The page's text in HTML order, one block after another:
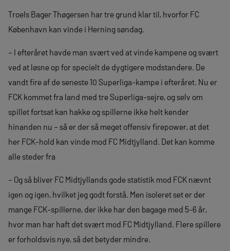
Troels Bager Thøgersen har tre grund klar til, hvorfor FC
København kan vinde i Herning søndag.
– I efteråret havde man svært ved at vinde kampene og svært
ved at løsne op for specielt de dygtigere modstandere. De
vandt fire af de seneste 10 Superliga-kampe i efteråret. Nu er
FCK kommet fra land med tre Superliga-sejre, og selv om
spillet fortsat kan hakke og spillerne ikke helt kender
hinanden nu – så er der så meget offensiv firepower, at det
her FCK-hold kan vinde mod FC Midtjylland. Det kan komme
alle steder fra
– Og så bliver FC Midtjyllands gode statistik mod FCK nævnt
igen og igen, hvilket jeg godt forstå. Men isoleret set er der
mange FCK-spillerne, der ikke har den bagage med 5-6 år,
hvor man har haft det svært mod FC Midtjylland. Flere spillere
er forholdsvis nye, så det betyder mindre.